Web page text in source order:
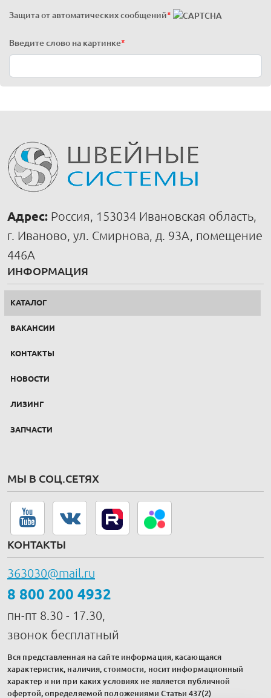
Защита от автоматических сообщений*
Введите слово на картинке*
Адрес: Россия, 153034 Ивановская область,
г. Иваново, ул. Смирнова, д. 93А, помещение
446А
ИНФОРМАЦИЯ
КАТАЛОГ
ВАКАНСИИ
КОНТАКТЫ
НОВОСТИ
ЛИЗИНГ
ЗАПЧАСТИ
МЫ В СОЦ.СЕТЯХ
КОНТАКТЫ
363030@mail.ru
8 800 200 4932
пн-пт 8.30 - 17.30,
звонок бесплатный
Вся представленная на сайте информация, касающаяся
характеристик, наличия, стоимости, носит информационный
характер и ни при каких условиях не является публичной
офертой, определяемой положениями Статьи 437(2)